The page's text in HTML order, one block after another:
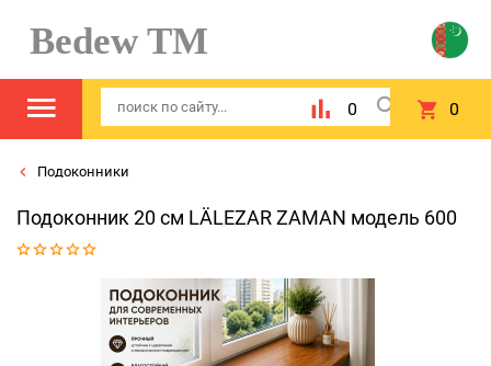
Bedew TM
0 0
Подоконники
Подоконник 20 см LÄLEZAR ZAMAN модель 600